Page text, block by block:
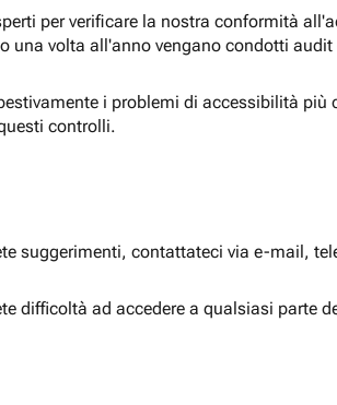
per verificare la nostra conformità
una volta all'anno vengano condotti
i problemi di accessibilità più
controlli.
suggerimenti, contattateci via e-mail,
difficoltà ad accedere a qualsiasi parte